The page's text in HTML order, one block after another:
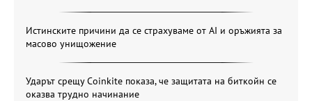
Истинските причини да се страхуваме от AI и оръжията за
масово унищожение
Ударът срещу Coinkite показа, че защитата на биткойн се
оказва трудно начинание